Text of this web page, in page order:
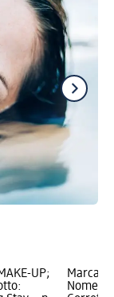
UP;
Marca:
Nome